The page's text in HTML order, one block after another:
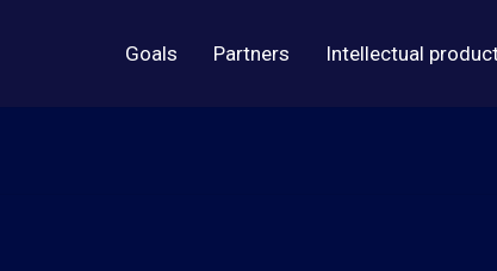
Goals Partners Intellectual